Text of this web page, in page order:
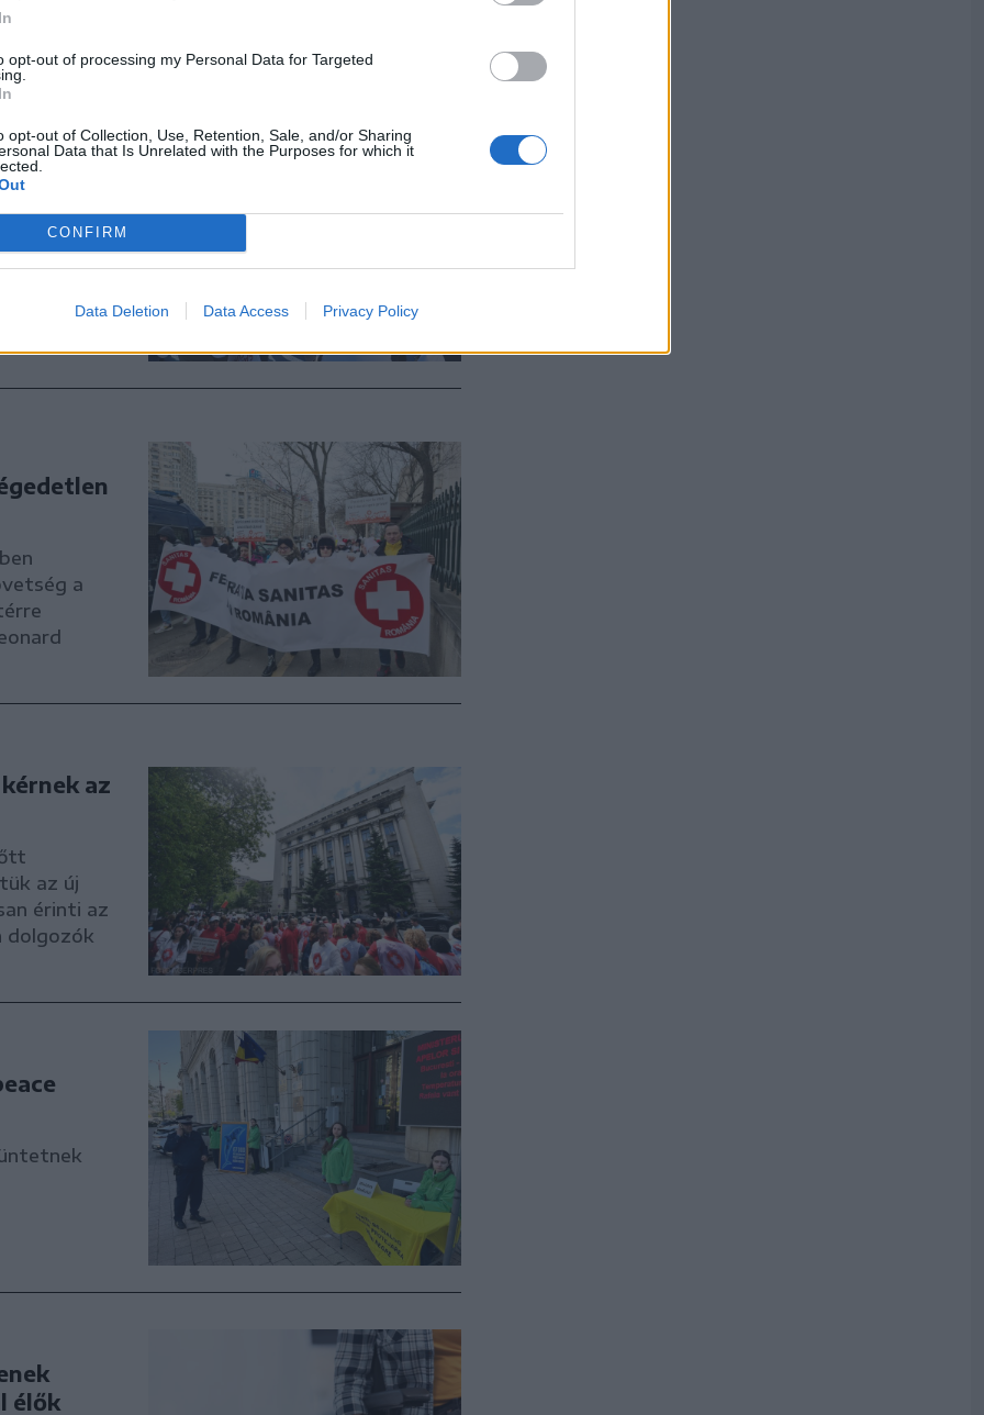
opt-out of processing my Personal Data for Targeted
opt-out of Collection, Use, Retention, Sale, and/or Sharing
Data that Is Unrelated with the Purposes for which it
CONFIRM
Data Deletion Data Access Privacy Policy
a
a
az
az új
érinti az
dolgozók
élők